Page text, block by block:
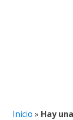
Inicio » Hay